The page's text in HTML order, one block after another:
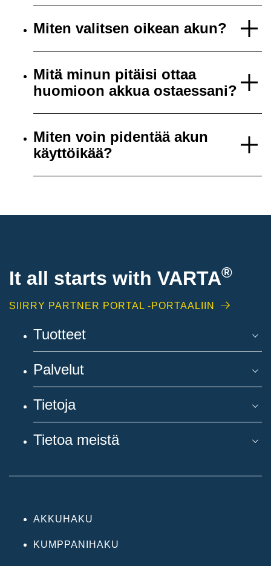
Miten valitsen oikean akun?
Mitä minun pitäisi ottaa
huomioon akkua ostaessani?
Miten voin pidentää akun
käyttöikää?
It all starts with VARTA®
SIIRRY PARTNER PORTAL -PORTAALIIN
Tuotteet
Palvelut
Tietoja
Tietoa meistä
AKKUHAKU
KUMPPANIHAKU